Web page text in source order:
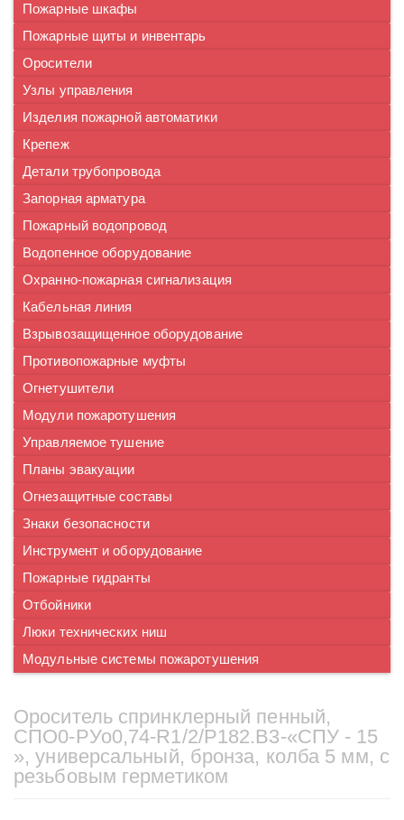
Пожарные шкафы
Пожарные щиты и инвентарь
Оросители
Узлы управления
Изделия пожарной автоматики
Крепеж
Детали трубопровода
Запорная арматура
Пожарный водопровод
Водопенное оборудование
Охранно-пожарная сигнализация
Кабельная линия
Взрывозащищенное оборудование
Противопожарные муфты
Огнетушители
Модули пожаротушения
Управляемое тушение
Планы эвакуации
Огнезащитные составы
Знаки безопасности
Инструмент и оборудование
Пожарные гидранты
Отбойники
Люки технических ниш
Модульные системы пожаротушения
Ороситель спринклерный пенный,
CПO0-PУо0,74-R1/2/P182.B3-«СПУ - 15
», универсальный, бронза, колба 5 мм, с
резьбовым герметиком